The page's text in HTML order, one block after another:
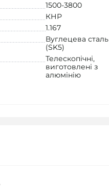
1500-3800
КНР
1.167
Вуглецева сталь
(SK5)
Телескопічні,
виготовлені з
алюмінію